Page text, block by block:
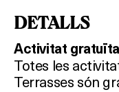
DETALLS
Activitat gratuïta
Totes les
Terrasses són